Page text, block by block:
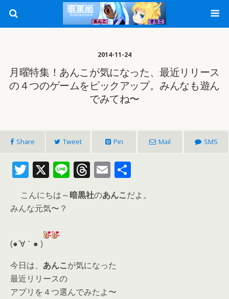
2014-11-24
月曜特集！あんこが気になった、最近リリース
の４つのゲームをピックアップ。みんなも遊ん
でみてね〜
Share Tweet Pin Mail SMS
T
w
itt
er
X Li
n
e
T
h
re
E
m
ai
有
こんにちは～暗黒社のあんこだよ。
みんな元気〜？
(●´∀｀● )
今日は、 あんこが気になった
最近リリースの
アプリを４つ選んでみたよ〜